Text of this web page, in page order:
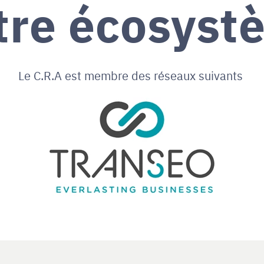
Le C.R.A est membre des réseaux suivants